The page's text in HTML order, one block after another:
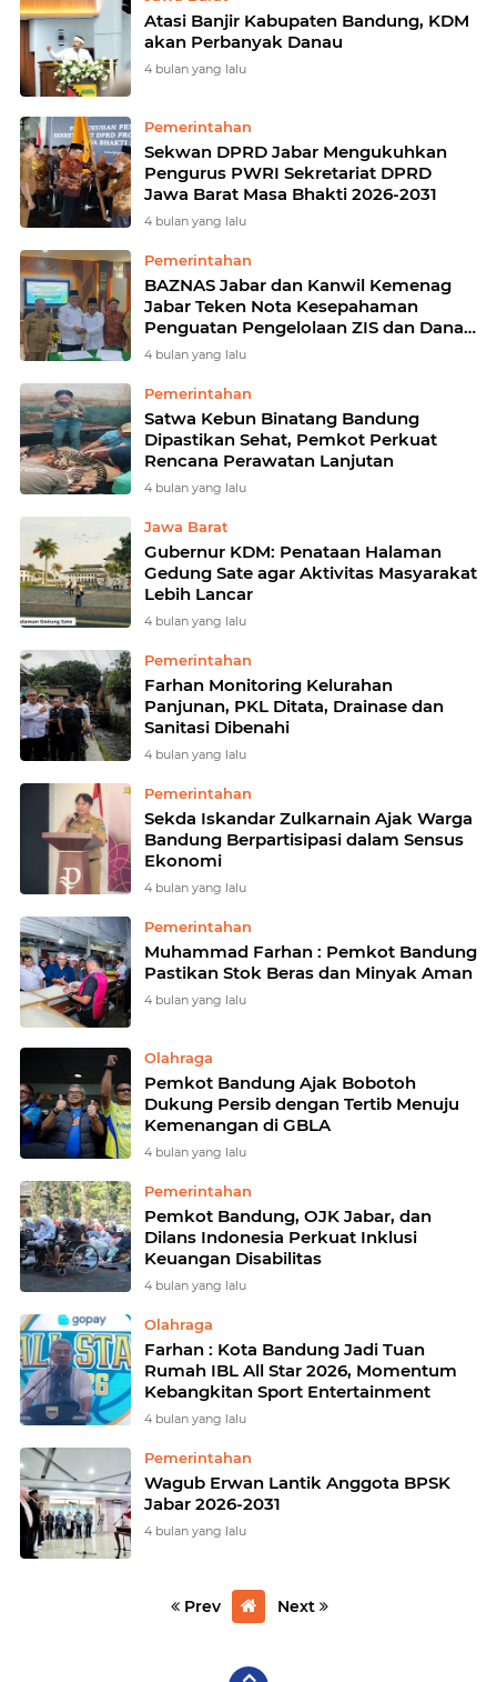
Atasi Banjir Kabupaten Bandung, KDM
akan Perbanyak Danau
4 bulan yang lalu
Pemerintahan
Sekwan DPRD Jabar Mengukuhkan
Pengurus PWRI Sekretariat DPRD
Jawa Barat Masa Bhakti 2026-2031
4 bulan yang lalu
Pemerintahan
BAZNAS Jabar dan Kanwil Kemenag
Jabar Teken Nota Kesepahaman
Penguatan Pengelolaan ZIS dan Dana
Sosial Keagamaan
4 bulan yang lalu
Pemerintahan
Satwa Kebun Binatang Bandung
Dipastikan Sehat, Pemkot Perkuat
Rencana Perawatan Lanjutan
4 bulan yang lalu
Jawa Barat
Gubernur KDM: Penataan Halaman
Gedung Sate agar Aktivitas Masyarakat
Lebih Lancar
4 bulan yang lalu
Pemerintahan
Farhan Monitoring Kelurahan
Panjunan, PKL Ditata, Drainase dan
Sanitasi Dibenahi
4 bulan yang lalu
Pemerintahan
Sekda Iskandar Zulkarnain Ajak Warga
Bandung Berpartisipasi dalam Sensus
Ekonomi
4 bulan yang lalu
Pemerintahan
Muhammad Farhan : Pemkot Bandung
Pastikan Stok Beras dan Minyak Aman
4 bulan yang lalu
Olahraga
Pemkot Bandung Ajak Bobotoh
Dukung Persib dengan Tertib Menuju
Kemenangan di GBLA
4 bulan yang lalu
Pemerintahan
Pemkot Bandung, OJK Jabar, dan
Dilans Indonesia Perkuat Inklusi
Keuangan Disabilitas
4 bulan yang lalu
Olahraga
Farhan : Kota Bandung Jadi Tuan
Rumah IBL All Star 2026, Momentum
Kebangkitan Sport Entertainment
4 bulan yang lalu
Pemerintahan
Wagub Erwan Lantik Anggota BPSK
Jabar 2026-2031
4 bulan yang lalu
Prev Next